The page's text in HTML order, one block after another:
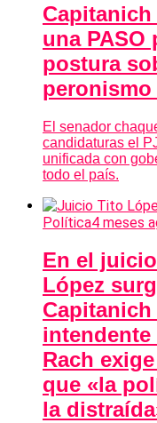
una
postura
peronismo
El senador
candidaturas el
unificada con
todo el país.
Política4 meses
En el
López
intendente
Rach
que «la
la